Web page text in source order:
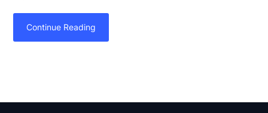
Continue Reading